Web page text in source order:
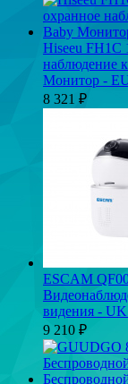
Hiseeu FH1C
наблюдение
Монитор -
8 321 ₽
ESCAM
видения -
9 210 ₽